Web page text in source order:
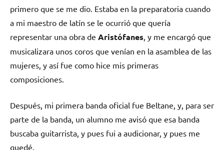
primero que se me dio. Estaba en la preparatoria cuando
a mi maestro de latín se le ocurrió que quería
representar una obra de Aristófanes , y me encargó que
musicalizara unos coros que venían en la asamblea de las
mujeres, y así fue como hice mis primeras
composiciones.
Después, mi primera banda oficial fue Beltane, y, para ser
parte de la banda, un alumno me avisó que esa banda
buscaba guitarrista, y pues fui a audicionar, y pues me
quedé.